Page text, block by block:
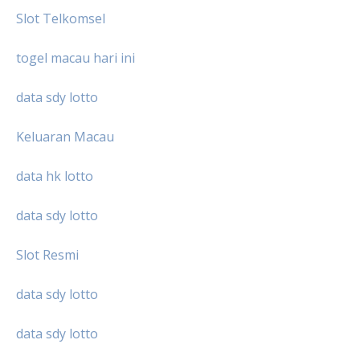
Slot Telkomsel
togel macau hari ini
data sdy lotto
Keluaran Macau
data hk lotto
data sdy lotto
Slot Resmi
data sdy lotto
data sdy lotto